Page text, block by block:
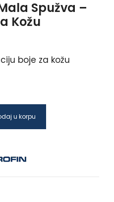
Spužva –
Kožu
boje za kožu
u korpu